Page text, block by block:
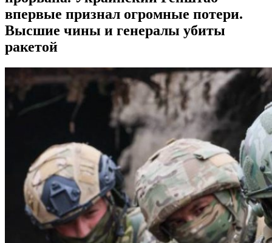
впервые признал огромные потери.
Высшие чины и генералы убиты
ракетой